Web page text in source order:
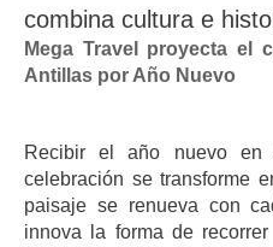
combina cultura e
Mega Travel proyecta el
Antillas por Año Nuevo
Recibir el año nuevo
celebración se transforme
paisaje se renueva con
innova la forma de